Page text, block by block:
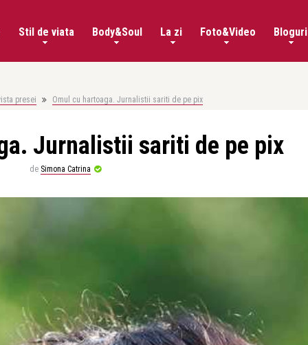
Stil de viata Body&Soul La zi Foto&Video Bloguri
presei Omul cu hartoaga. Jurnalistii sariti de pe pix
Jurnalistii sariti de pe pix
de Simona Catrina